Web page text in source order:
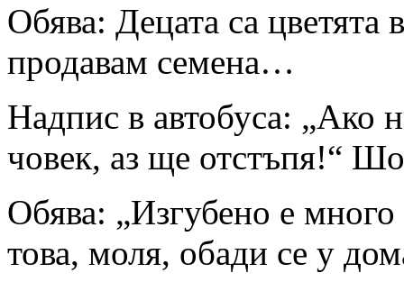
Обява: Децата са
продавам семена…
Надпис в автобуса: „Ако
човек, аз ще отстъпя!“
Обява: „Изгубено е
това, моля, обади се у